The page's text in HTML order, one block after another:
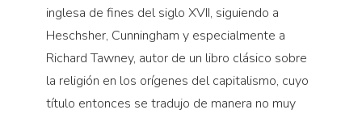
inglesa de fines del siglo XVII, siguiendo a
Heschsher, Cunningham y especialmente a
Richard Tawney, autor de un libro clásico sobre
la religión en los orígenes del capitalismo, cuyo
título entonces se tradujo de manera no muy